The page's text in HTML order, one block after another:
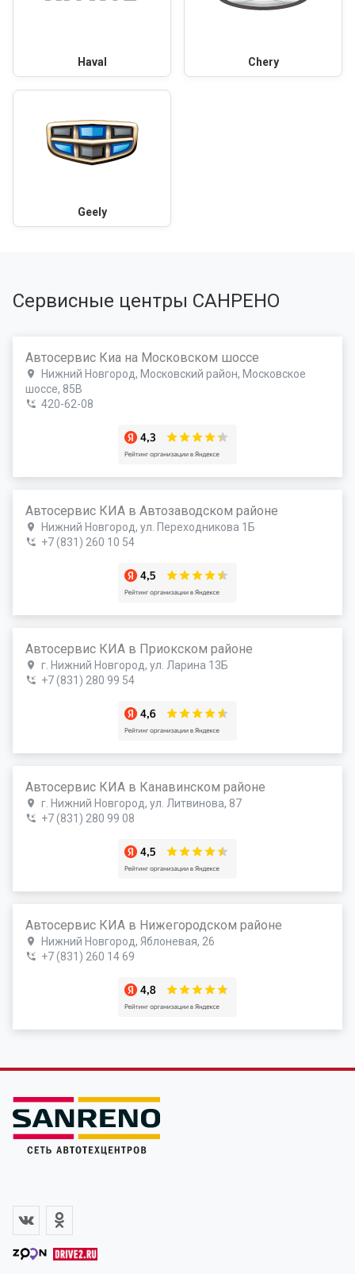
Haval Chery
Geely
Сервисные центры САНРЕНО
Автосервис Киа на Московском шоссе
Нижний Новгород, Московский район, Московское
шоссе, 85В
420-62-08
Автосервис КИА в Автозаводском районе
Нижний Новгород, ул. Переходникова 1Б
+7 (831) 260 10 54
Автосервис КИА в Приокском районе
г. Нижний Новгород, ул. Ларина 13Б
+7 (831) 280 99 54
Автосервис КИА в Канавинском районе
г. Нижний Новгород, ул. Литвинова, 87
+7 (831) 280 99 08
Автосервис КИА в Нижегородском районе
Нижний Новгород, Яблоневая, 26
+7 (831) 260 14 69